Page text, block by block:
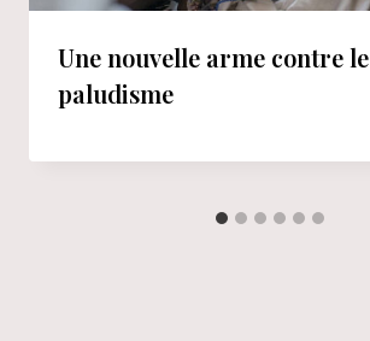
Une nouvelle arme contre le
paludisme